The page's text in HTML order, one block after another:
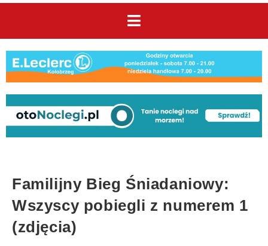
Familijny Bieg Śniadaniowy:
Wszyscy pobiegli z numerem 1
(zdjęcia)